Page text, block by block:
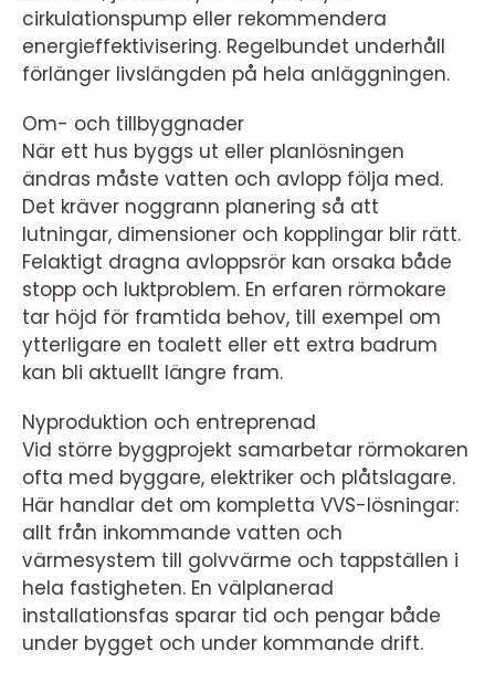
cirkulationspump eller rekommendera
energieffektivisering. Regelbundet underhåll
förlänger livslängden på hela anläggningen.
Om- och tillbyggnader
När ett hus byggs ut eller planlösningen
ändras måste vatten och avlopp följa med.
Det kräver noggrann planering så att
lutningar, dimensioner och kopplingar blir rätt.
Felaktigt dragna avloppsrör kan orsaka både
stopp och luktproblem. En erfaren rörmokare
tar höjd för framtida behov, till exempel om
ytterligare en toalett eller ett extra badrum
kan bli aktuellt längre fram.
Nyproduktion och entreprenad
Vid större byggprojekt samarbetar rörmokaren
ofta med byggare, elektriker och plåtslagare.
Här handlar det om kompletta VVS-lösningar:
allt från inkommande vatten och
värmesystem till golvvärme och tappställen i
hela fastigheten. En välplanerad
installationsfas sparar tid och pengar både
under bygget och under kommande drift.